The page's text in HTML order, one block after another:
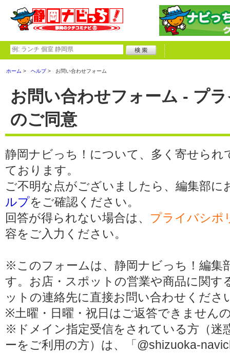
ホーム ヘルプ お問い合わせフォーム
お問い合わせフォーム - プ
のご同意
静岡ナビっち！について、多く寄せられ
ております。
ご不明な点がございましたら、編集部
ルプをご確認ください。
回答が得られない場合は、 プライバシポ
容をご入力ください。
※このフォームは、静岡ナビっち！編集
す。お店・スポットの営業や商品に関す
ットの連絡先に直接お問い合わせくださ
※土曜・日曜・祝日はご返答できません
※ドメイン指定受信をされている方（迷
ーをご利用の方）は、「@shizuoka-